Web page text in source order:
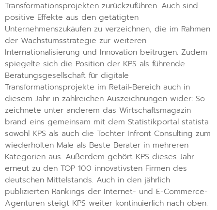
Transformationsprojekten zurückzuführen. Auch sind
positive Effekte aus den getätigten
Unternehmenszukäufen zu verzeichnen, die im Rahmen
der Wachstumsstrategie zur weiteren
Internationalisierung und Innovation beitrugen. Zudem
spiegelte sich die Position der KPS als führende
Beratungsgesellschaft für digitale
Transformationsprojekte im Retail-Bereich auch in
diesem Jahr in zahlreichen Auszeichnungen wider: So
zeichnete unter anderem das Wirtschaftsmagazin
brand eins gemeinsam mit dem Statistikportal statista
sowohl KPS als auch die Tochter Infront Consulting zum
wiederholten Male als Beste Berater in mehreren
Kategorien aus. Außerdem gehört KPS dieses Jahr
erneut zu den TOP 100 innovativsten Firmen des
deutschen Mittelstands. Auch in den jährlich
publizierten Rankings der Internet- und E-Commerce-
Agenturen steigt KPS weiter kontinuierlich nach oben.